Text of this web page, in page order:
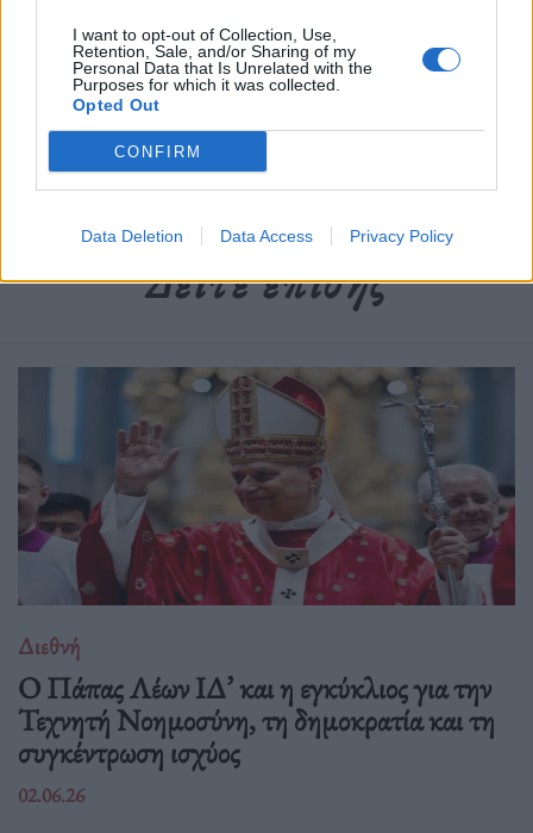
I want to opt-out of Collection, Use,
Retention, Sale, and/or Sharing of my
Personal Data that Is Unrelated with the
Purposes for which it was collected.
Opted Out
CONFIRM
Data Deletion Data Access Privacy Policy
Δημοσιεύθηκε σεΔιεθνή|TaggedΑφρικανοί μετανάστες
μετανάστευση
Δείτε επίσης
Διεθνή
Ο Πάπας Λέων ΙΔ’ και η εγκύκλιος για την
Τεχνητή Νοημοσύνη, τη δημοκρατία και τη
συγκέντρωση ισχύος
02.06.26